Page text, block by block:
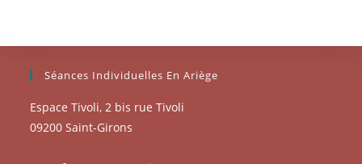
Séances Individuelles En Ariège
Espace Tivoli, 2 bis rue Tivoli
09200 Saint-Girons